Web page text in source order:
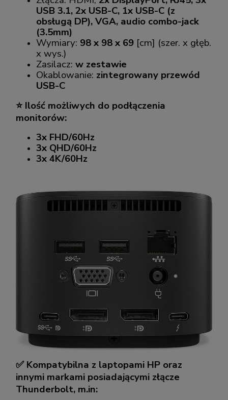
USB 3.1, 2x USB-C, 1x USB-C (z
obsługą DP), VGA, audio combo-jack
(3.5mm)
Wymiary: 98 x 98 x 69 [cm] (szer. x głęb.
x wys.)
Zasilacz: w zestawie
Okablowanie: zintegrowany przewód
USB-C
⭐ Ilość możliwych do podłączenia
monitorów:
3x FHD/60Hz
3x QHD/60Hz
3x 4K/60Hz
✅ Kompatybilna z laptopami HP oraz
innymi markami posiadającymi złącze
Thunderbolt, m.in: